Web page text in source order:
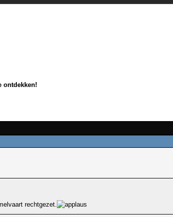
ontdekken!
rechtgezet.